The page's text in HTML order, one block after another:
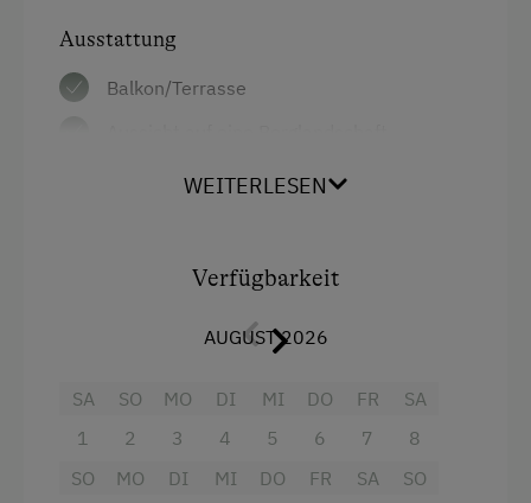
Ausstattung der Wohneinheit
Ohne Verpflegung
Freizeitaktivitäten am Betrieb und in der
Ausstattung
Balkon/Terrasse
Küche
Küchenausstattung
Altbau
WEITERLESEN
Verfügbarkeit
AUGUST 2026
SA
1
SO
2
MO
3
DI
4
MI
5
DO
6
FR
7
SA
8
SO
MO
DI
MI
DO
FR
SA
SO